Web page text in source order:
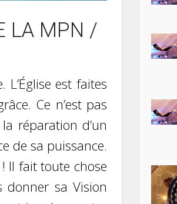
LA MPN /
est faites
Ce n’est pas
réparation d’un
de sa puissance.
Il fait toute chose
donner sa Vision